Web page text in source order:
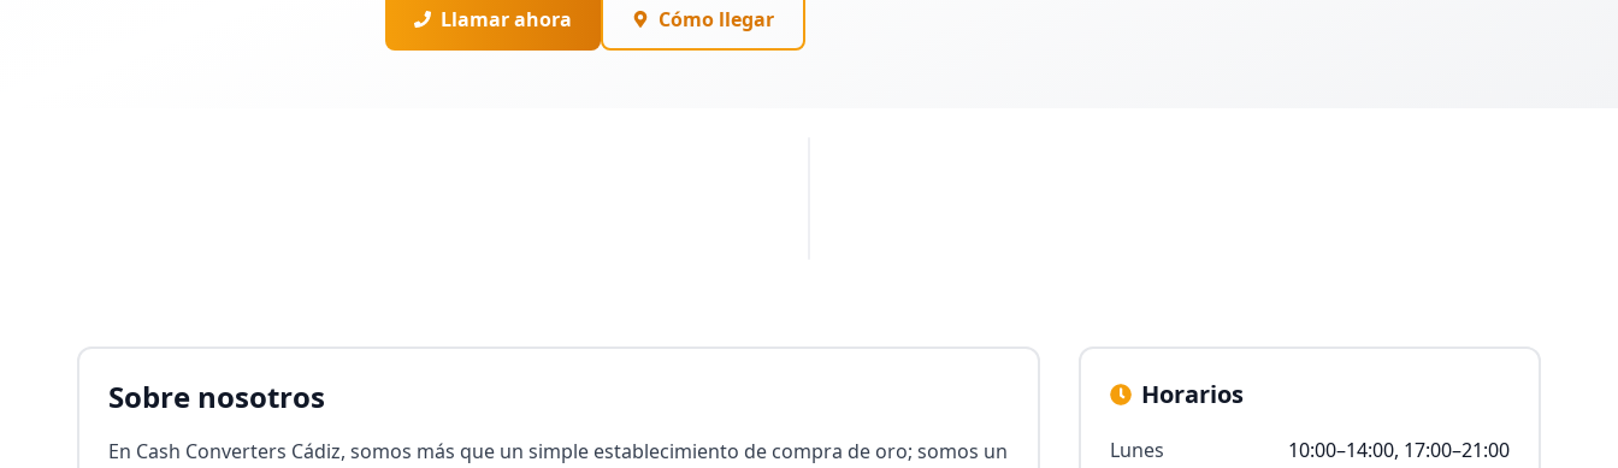
Llamar ahora Cómo llegar
Sobre nosotros
En Cash Converters Cádiz, somos más que un simple establecimiento de compra de oro; somos un
Horarios
Lunes
10:00–14:00, 17:00–21:00